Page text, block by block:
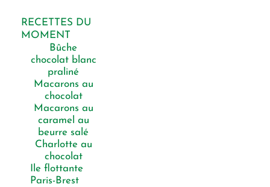
RECETTES DU
MOMENT
Bûche
chocolat blanc
praliné
Macarons au
chocolat
Macarons au
caramel au
beurre salé
Charlotte au
chocolat
Ile flottante
Paris-Brest